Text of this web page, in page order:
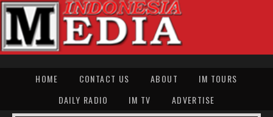
HOME CONTACT US ABOUT
IM TOURS
DAILY RADIO
IM TV ADVERTISE